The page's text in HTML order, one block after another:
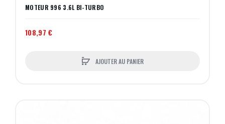
MOTEUR 996 3.6L BI-TURBO
108,97 €
AJOUTER AU PANIER